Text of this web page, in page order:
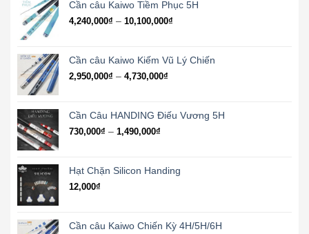
1,470,000₫
đến
5,120,000₫
Cần câu Kaiwo Tiềm Phục 5H
4,240,000₫ – 10,100,000₫
4,240,000₫
Cần câu Kaiwo Kiếm Vũ Lý Chiến
2,950,000₫ – 4,730,000₫
2,950,000₫
Cần Câu HANDING Điếu Vương 5H
730,000₫ – 1,490,000₫
730,000₫
Hạt Chặn Silicon Handing
12,000₫
Cần câu Kaiwo Chiến Kỳ 4H/5H/6H